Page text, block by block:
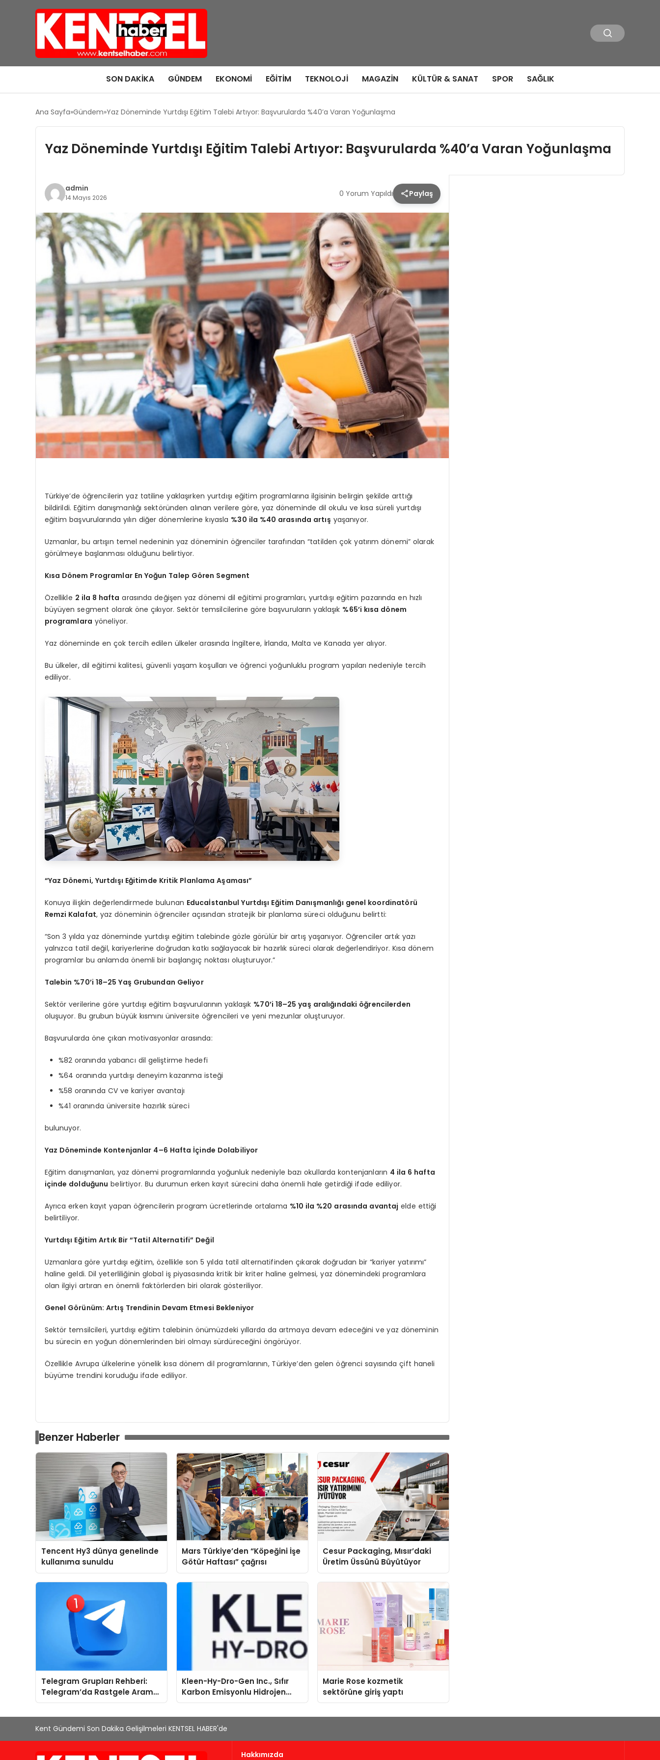
SON DAKIKA GÜNDEM EKONOMI EĞITIM TEKNOLOJI MAGAZIN KÜLTÜR & SANAT SPOR SAĞLIK
Ana Sayfa Gündem Yaz Döneminde Yurtdışı Eğitim Talebi Artıyor: Başvurularda %40’a Varan Yoğunlaşma
Yaz Döneminde Yurtdışı Eğitim Talebi Artıyor: Başvurularda %40’a Varan Yoğunlaşma
admin
14 Mayıs 2026 0 Yorum Yapıldı Paylaş
Türkiye’de öğrencilerin yaz tatiline yaklaşırken yurtdışı eğitim programlarına ilgisinin belirgin şekilde arttığı
bildirildi. Eğitim danışmanlığı sektöründen alınan verilere göre, yaz döneminde dil okulu ve kısa süreli yurtdışı
eğitim başvurularında yılın diğer dönemlerine kıyasla %30 ila %40 arasında artış yaşanıyor.
Uzmanlar, bu artışın temel nedeninin yaz döneminin öğrenciler tarafından “tatilden çok yatırım dönemi” olarak
görülmeye başlanması olduğunu belirtiyor.
Kısa Dönem Programlar En Yoğun Talep Gören Segment
Özellikle 2 ila 8 hafta arasında değişen yaz dönemi dil eğitimi programları, yurtdışı eğitim pazarında en hızlı
büyüyen segment olarak öne çıkıyor. Sektör temsilcilerine göre başvuruların yaklaşık %65’i kısa dönem
programlara yöneliyor.
Yaz döneminde en çok tercih edilen ülkeler arasında İngiltere, İrlanda, Malta ve Kanada yer alıyor.
Bu ülkeler, dil eğitimi kalitesi, güvenli yaşam koşulları ve öğrenci yoğunluklu program yapıları nedeniyle tercih
ediliyor.
“Yaz Dönemi, Yurtdışı Eğitimde Kritik Planlama Aşaması”
Konuya ilişkin değerlendirmede bulunan Educaİstanbul Yurtdışı Eğitim Danışmanlığı genel koordinatörü
Remzi Kalafat, yaz döneminin öğrenciler açısından stratejik bir planlama süreci olduğunu belirtti:
“Son 3 yılda yaz döneminde yurtdışı eğitim talebinde gözle görülür bir artış yaşanıyor. Öğrenciler artık yazı
yalnızca tatil değil, kariyerlerine doğrudan katkı sağlayacak bir hazırlık süreci olarak değerlendiriyor. Kısa dönem
programlar bu anlamda önemli bir başlangıç noktası oluşturuyor.”
Talebin %70’i 18–25 Yaş Grubundan Geliyor
Sektör verilerine göre yurtdışı eğitim başvurularının yaklaşık %70’i 18–25 yaş aralığındaki öğrencilerden
oluşuyor. Bu grubun büyük kısmını üniversite öğrencileri ve yeni mezunlar oluşturuyor.
Başvurularda öne çıkan motivasyonlar arasında:
%82 oranında yabancı dil geliştirme hedefi
%64 oranında yurtdışı deneyim kazanma isteği
%58 oranında CV ve kariyer avantajı
%41 oranında üniversite hazırlık süreci
bulunuyor.
Yaz Döneminde Kontenjanlar 4–6 Hafta İçinde Dolabiliyor
Eğitim danışmanları, yaz dönemi programlarında yoğunluk nedeniyle bazı okullarda kontenjanların 4 ila 6 hafta
içinde dolduğunu belirtiyor. Bu durumun erken kayıt sürecini daha önemli hale getirdiği ifade ediliyor.
Ayrıca erken kayıt yapan öğrencilerin program ücretlerinde ortalama %10 ila %20 arasında avantaj elde ettiği
belirtiliyor.
Yurtdışı Eğitim Artık Bir “Tatil Alternatifi” Değil
Uzmanlara göre yurtdışı eğitim, özellikle son 5 yılda tatil alternatifinden çıkarak doğrudan bir “kariyer yatırımı”
haline geldi. Dil yeterliliğinin global iş piyasasında kritik bir kriter haline gelmesi, yaz dönemindeki programlara
olan ilgiyi artıran en önemli faktörlerden biri olarak gösteriliyor.
Genel Görünüm: Artış Trendinin Devam Etmesi Bekleniyor
Sektör temsilcileri, yurtdışı eğitim talebinin önümüzdeki yıllarda da artmaya devam edeceğini ve yaz döneminin
bu sürecin en yoğun dönemlerinden biri olmayı sürdüreceğini öngörüyor.
Özellikle Avrupa ülkelerine yönelik kısa dönem dil programlarının, Türkiye’den gelen öğrenci sayısında çift haneli
büyüme trendini koruduğu ifade ediliyor.
Benzer Haberler
Tencent Hy3 dünya genelinde
kullanıma sunuldu
Mars Türkiye’den “Köpeğini İşe
Götür Haftası” çağrısı
Cesur Packaging, Mısır’daki
Üretim Üssünü Büyütüyor
Telegram Grupları Rehberi:
Telegram’da Rastgele Arama
Yerine Kategori Bazlı Keşif
Kleen-Hy-Dro-Gen Inc., Sıfır
Karbon Emisyonlu Hidrojen
Isıtma Teknolojisinde ISO ve
Aldı
Marie Rose kozmetik
sektörüne giriş yaptı
Kent Gündemi Son Dakika Gelişilmeleri KENTSEL HABER'de
Hakkımızda